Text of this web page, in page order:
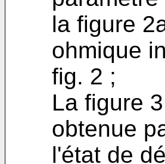
la figure
ohmique
fig. 2 ;
La figure
obtenue
l'état de